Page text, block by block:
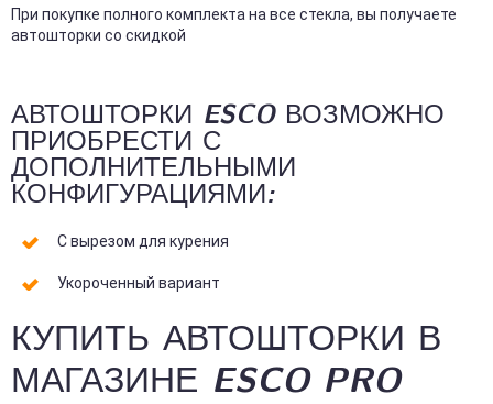
При покупке полного комплекта на все стекла, вы получаете
автошторки со скидкой
АВТОШТОРКИ ESCO ВОЗМОЖНО
ПРИОБРЕСТИ С
ДОПОЛНИТЕЛЬНЫМИ
КОНФИГУРАЦИЯМИ:
С вырезом для курения
Укороченный вариант
КУПИТЬ АВТОШТОРКИ В
МАГАЗИНЕ ESCO PRO